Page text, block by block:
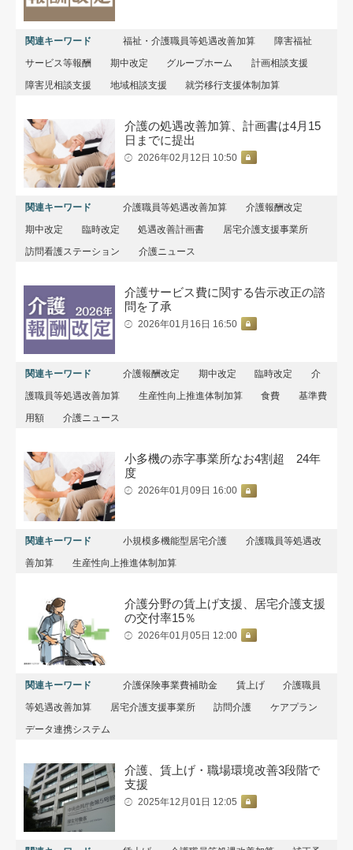
関連キーワード 福祉・介護職員等処遇改善加算
障害福祉
サービス等報酬
期中改定 グループホーム
計画相談支援
障害児相談支援
地域相談支援 就労移行支援体制加算
介護の処遇改善加算、計画書は4月15
日までに提出
2026年02月12日 10:50
関連キーワード 介護職員等処遇改善加算
介護報酬改定
期中改定
臨時改定 処遇改善計画書
居宅介護支援事業所
訪問看護ステーション
介護ニュース
介護サービス費に関する告示改正の諮
問を了承
2026年01月16日 16:50
関連キーワード 介護報酬改定 期中改定 臨時改定
介
護職員等処遇改善加算
生産性向上推進体制加算 食費
基準費
用額
介護ニュース
小多機の赤字事業所なお4割超 24年
度
2026年01月09日 16:00
関連キーワード 小規模多機能型居宅介護
介護職員等処遇改
善加算
生産性向上推進体制加算
介護分野の賃上げ支援、居宅介護支援
の交付率15％
2026年01月05日 12:00
関連キーワード 介護保険事業費補助金 賃上げ
介護職員
等処遇改善加算
居宅介護支援事業所 訪問介護
ケアプラン
データ連携システム
介護、賃上げ・職場環境改善3段階で
支援
2025年12月01日 12:05